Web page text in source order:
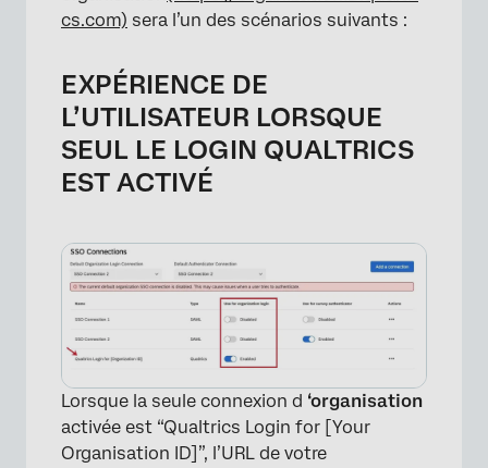
cs.com) sera l’un des scénarios suivants :
EXPÉRIENCE DE
L’UTILISATEUR LORSQUE
SEUL LE LOGIN QUALTRICS
EST ACTIVÉ
Lorsque la seule connexion d ‘organisation
activée est “Qualtrics Login for [Your
Organisation ID]”, l’URL de votre